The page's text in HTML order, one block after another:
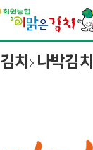
김치 나박김치